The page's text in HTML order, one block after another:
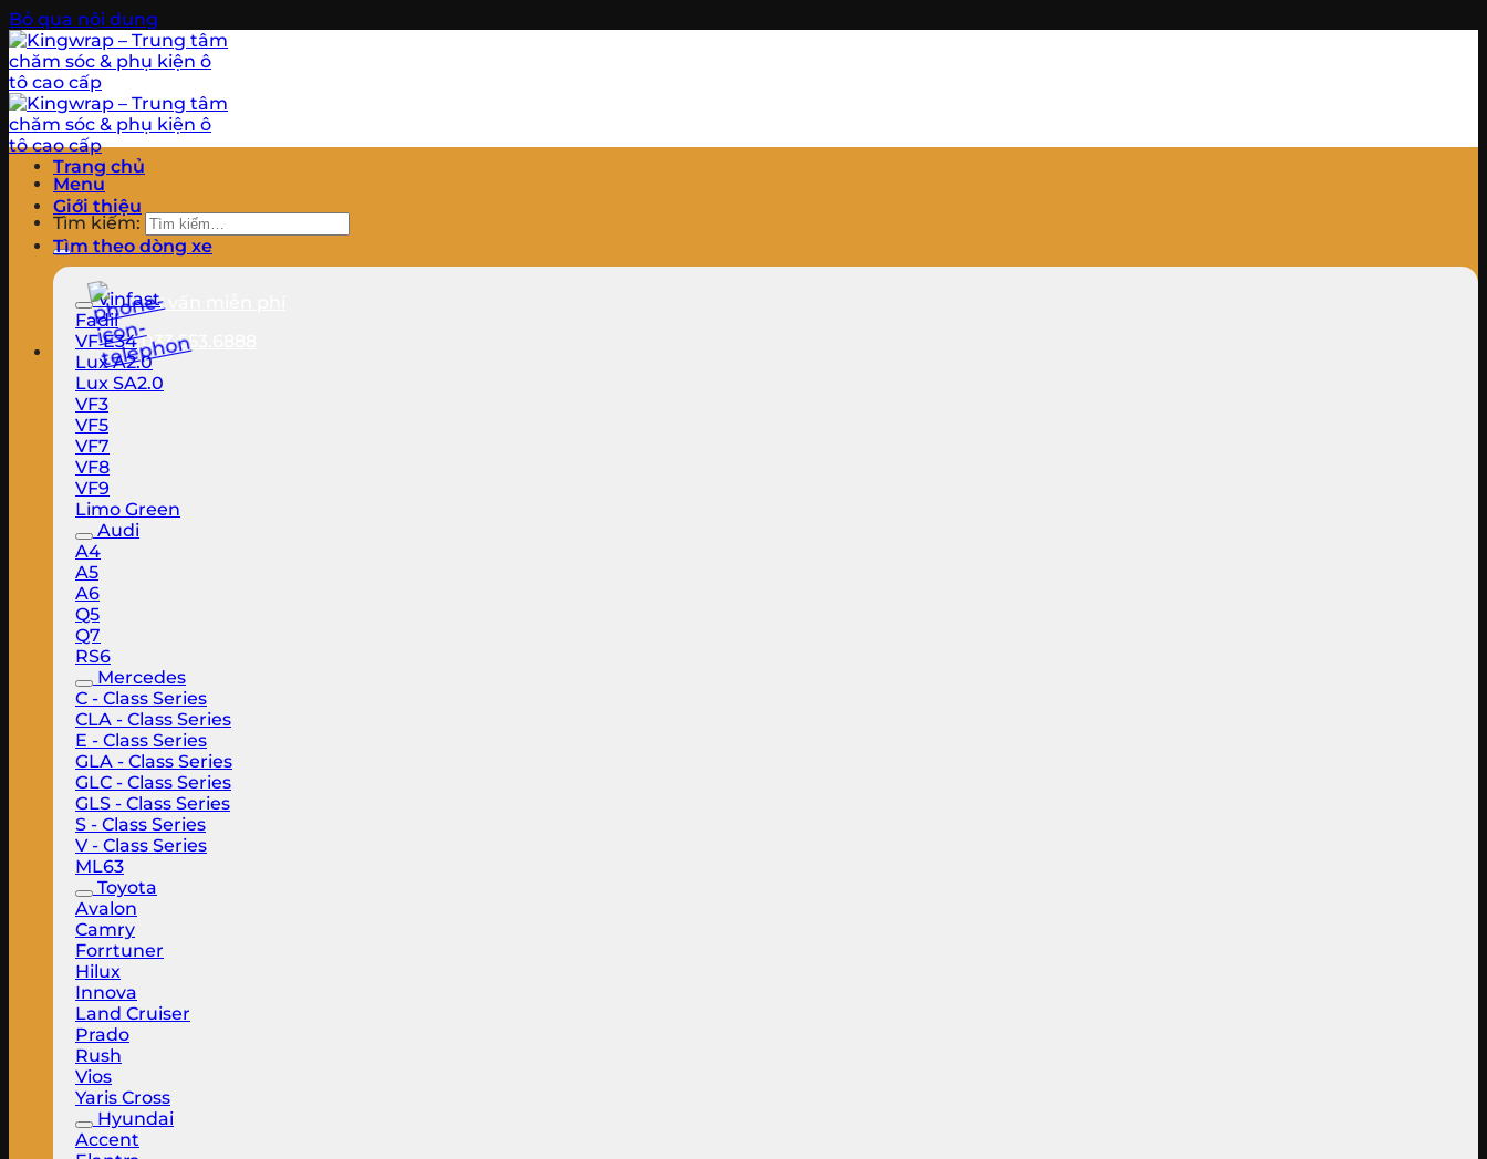
Bỏ qua nội dung
Menu
Tìm kiếm:
Tư vấn miễn phí
033.553.6888
Trang chủ
Giới thiệu
Tìm theo dòng xe
Vinfast
Fadil
VF E34
Lux A2.0
Lux SA2.0
VF3
VF5
VF7
VF8
VF9
Limo Green
Audi
A4
A5
A6
Q5
Q7
RS6
Mercedes
C - Class Series
CLA - Class Series
E - Class Series
GLA - Class Series
GLC - Class Series
GLS - Class Series
S - Class Series
V - Class Series
ML63
Toyota
Avalon
Camry
Forrtuner
Hilux
Innova
Land Cruiser
Prado
Rush
Vios
Yaris Cross
Hyundai
Accent